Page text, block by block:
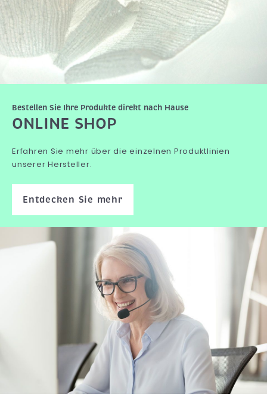
Bestellen Sie Ihre Produkte direkt nach Hause
ONLINE SHOP
Erfahren Sie mehr über die einzelnen Produktlinien
unserer Hersteller.
Entdecken Sie mehr